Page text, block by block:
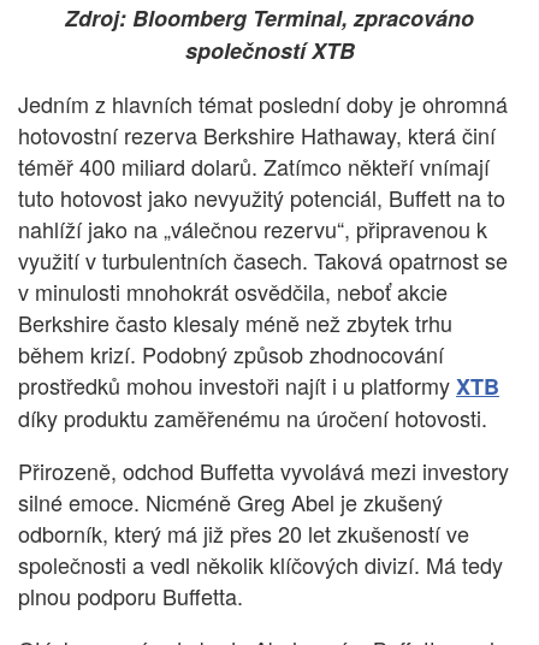
Zdroj: Bloomberg Terminal, zpracováno
společností XTB
Jedním z hlavních témat poslední doby je ohromná
hotovostní rezerva Berkshire Hathaway, která činí
téměř 400 miliard dolarů. Zatímco někteří vnímají
tuto hotovost jako nevyužitý potenciál, Buffett na to
nahlíží jako na „válečnou rezervu“, připravenou k
využití v turbulentních časech. Taková opatrnost se
v minulosti mnohokrát osvědčila, neboť akcie
Berkshire často klesaly méně než zbytek trhu
během krizí. Podobný způsob zhodnocování
prostředků mohou investoři najít i u platformyXTB
díky produktu zaměřenému na úročení hotovosti.
Přirozeně, odchod Buffetta vyvolává mezi investory
silné emoce. Nicméně Greg Abel je zkušený
odborník, který má již přes 20 let zkušeností ve
společnosti a vedl několik klíčových divizí. Má tedy
plnou podporu Buffetta.